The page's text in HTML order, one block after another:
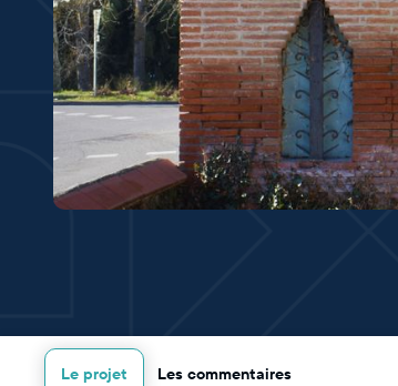
Le projet Les commentaires